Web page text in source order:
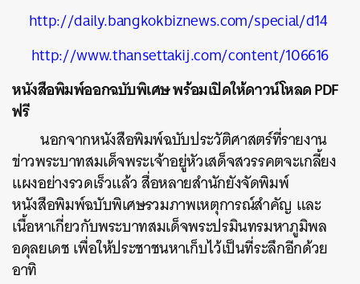
http://daily.bangkokbiznews.com/special/d14
http://www.thansettakij.com/content/106616
หนังสือพิมพ์ออกฉบับพิเศษ พร้อมเปิดให้ดาวน์โหลด PDF
ฟรี
นอกจากหนังสือพิมพ์ฉบับประวัติศาสตร์ที่รายงาน
ข่าวพระบาทสมเด็จพระเจ้าอยู่หัวเสด็จสวรรคตจะเกลี้ยง
แผงอย่างรวดเร็วแล้ว สื่อหลายสำนักยังจัดพิมพ์
หนังสือพิมพ์ฉบับพิเศษรวมภาพเหตุการณ์สำคัญ และ
เนื้อหาเกี่ยวกับพระบาทสมเด็จพระปรมินทรมหาภูมิพล
อดุลยเดช เพื่อให้ประชาชนหาเก็บไว้เป็นที่ระลึกอีกด้วย
อาทิ